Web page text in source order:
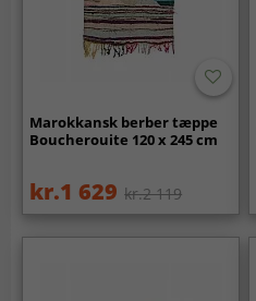
Marokkansk berber tæppe
Boucherouite 120 x 245 cm
kr.1 629 kr.2 119